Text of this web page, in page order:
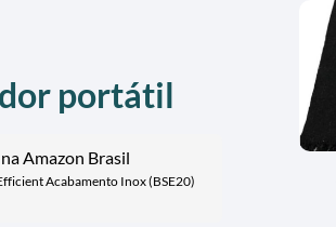
portátil
Amazon Brasil
Acabamento Inox (BSE20)